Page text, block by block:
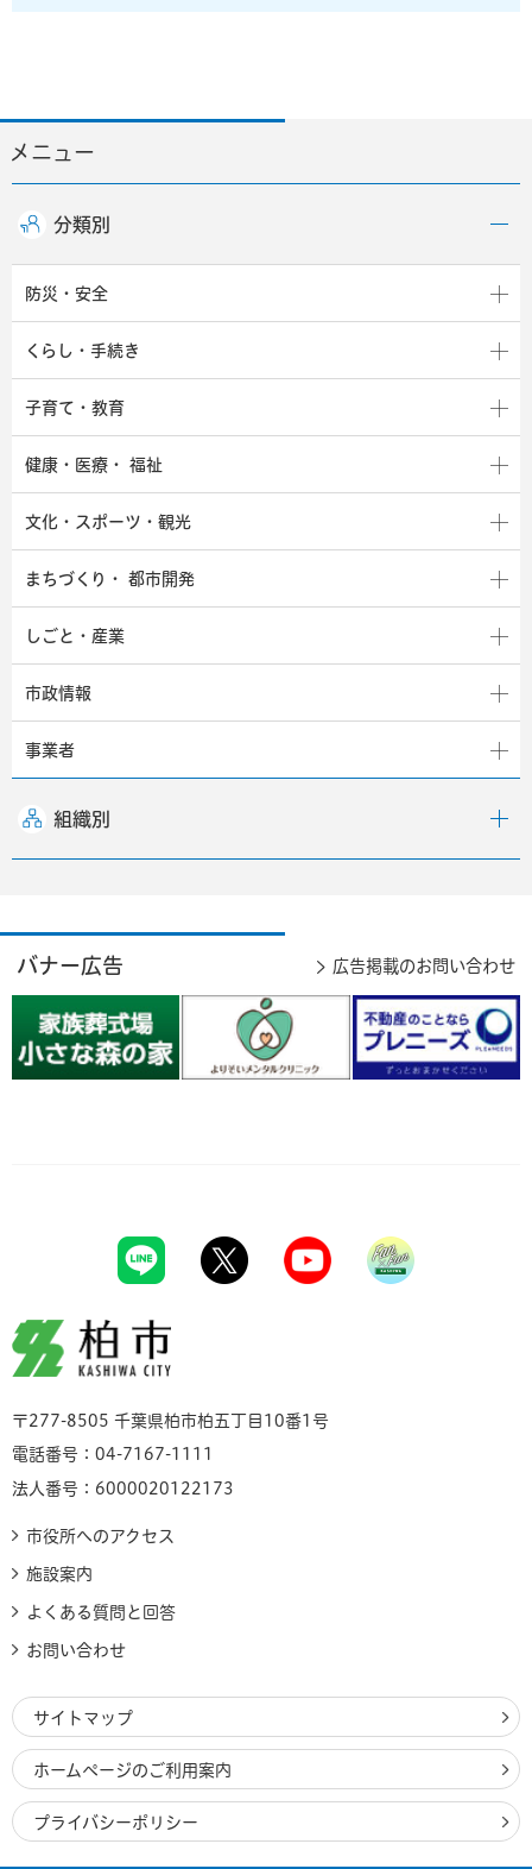
メニュー
分類別
防災・安全
くらし・手続き
子育て・教育
健康・医療・ 福祉
文化・スポーツ・観光
まちづくり・ 都市開発
しごと・産業
市政情報
事業者
組織別
バナー広告 広告掲載のお問い合わせ
柏市
〒277-8505 千葉県柏市柏五丁目10番1号
電話番号：04-7167-1111
法人番号：6000020122173
市役所へのアクセス
施設案内
よくある質問と回答
お問い合わせ
サイトマップ
ホームページのご利用案内
プライバシーポリシー